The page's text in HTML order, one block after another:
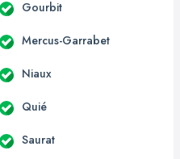
Gourbit
Mercus-Garrabet
Niaux
Quié
Saurat